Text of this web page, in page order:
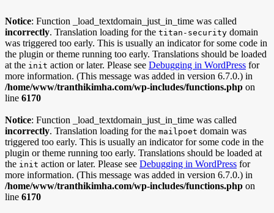
Notice: Function _load_textdomain_just_in_time was called
incorrectly. Translation loading for the titan-security domain
was triggered too early. This is usually an indicator for some code in
the plugin or theme running too early. Translations should be loaded
at the init action or later. Please see Debugging in WordPress for
more information. (This message was added in version 6.7.0.) in
/home/www/tranthikimha.com/wp-includes/functions.php on
line 6170
Notice: Function _load_textdomain_just_in_time was called
incorrectly. Translation loading for the mailpoet domain was
triggered too early. This is usually an indicator for some code in the
plugin or theme running too early. Translations should be loaded at
the init action or later. Please see Debugging in WordPress for
more information. (This message was added in version 6.7.0.) in
/home/www/tranthikimha.com/wp-includes/functions.php on
line 6170